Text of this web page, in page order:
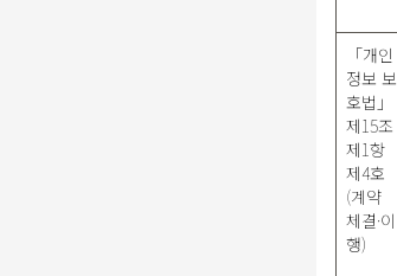
「개인
정보 보
호법」
제15조
제1항
제4호
(계약
체결·이
행)